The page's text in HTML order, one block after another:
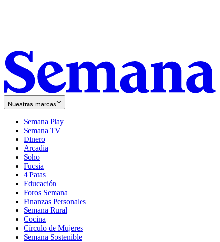
Nuestras marcas
Semana Play
Semana TV
Dinero
Arcadia
Soho
in
new
window
Fucsia
in
new
window
4 Patas
Educación
Foros Semana
Finanzas Personales
Semana Rural
Cocina
Círculo de Mujeres
Semana Sostenible